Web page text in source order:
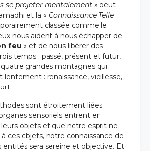
se projeter mentalement » peut
et la « Connaissance Telle
classée comme le
nous aident à nous échapper de
feu » et de nous libérer des
temps : passé, présent et futur,
quatre grandes montagnes qui
lentement : renaissance, vieillesse,
sont étroitement liées.
sensoriels entrent en
objets et que notre esprit ne
ces objets, notre connaissance de
entités sera sereine et objective. Et